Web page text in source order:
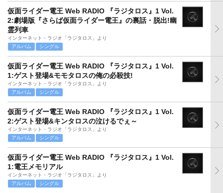
仮面ライダー電王 Web RADIO 『ラジタロス』1 Vol.
2:劇場版『さらば仮面ライダー電王』の裏話・脱出!幽
霊列車
インターネット・ラジオ「ラジタロス」より
アルバム
シングル
仮面ライダー電王 Web RADIO 『ラジタロス』1 Vol.
1:ゲスト登場&モモタロスの俺の必殺技!
インターネット・ラジオ「ラジタロス」より
アルバム
シングル
仮面ライダー電王 Web RADIO 『ラジタロス』1 Vol.
2:ゲスト登場&キンタロスの泣けるでぇ～
インターネット・ラジオ「ラジタロス」より
アルバム
シングル
仮面ライダー電王 Web RADIO 『ラジタロス』1 Vol.
1:電王メモリアル
インターネット・ラジオ「ラジタロス」より
アルバム
シングル